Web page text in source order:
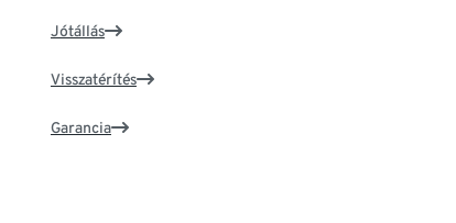
Jótállás
Visszatérítés
Garancia